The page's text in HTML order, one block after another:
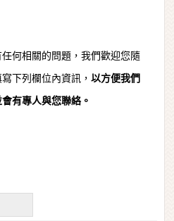
何相關的問題，我們歡迎您隨
下列欄位內資訊，以方便我們
有專人與您聯絡。